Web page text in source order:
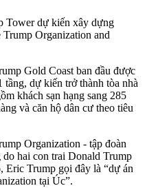
Tower dự kiến ​​xây dựng
Organization and
Gold Coast ban đầu được
dự kiến trở thành tòa nhà
khách sạn hạng sang 285
và căn hộ dân cư theo tiêu
Organization - tập đoàn
hai con trai Donald Trump
Eric Trump gọi đây là “dự án
tại Úc”.